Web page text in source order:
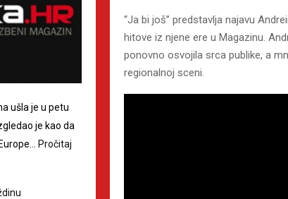
“Ja bi još” predstavlja najavu
hitove iz njene ere u Magazinu.
ponovno osvojila srca publike, a
regionalnoj sceni.
ušla je u petu
je kao da
Pročitaj